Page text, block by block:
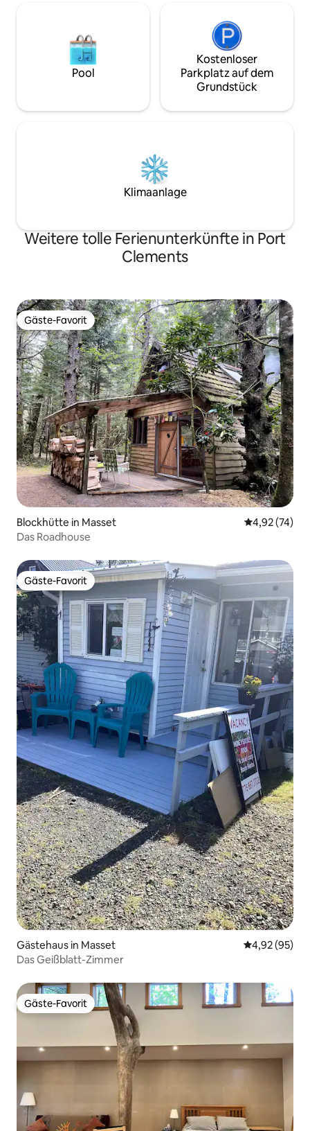
Pool
Kostenloser
Parkplatz auf dem
Grundstück
Klimaanlage
Weitere tolle Ferienunterkünfte in Port
Clements
Gäste-Favorit
Gäste-Favorit
Blockhütte in Masset
4,92 (74)
Das Roadhouse
Gäste-Favorit
Gäste-Favorit
Gästehaus in Masset
4,92 (95)
Das Geißblatt-Zimmer
Gäste-Favorit
Gäste-Favorit